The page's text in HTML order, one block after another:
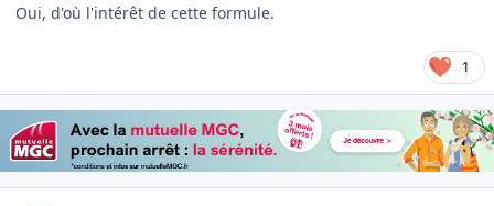
Oui, d'où l'intérêt de cette formule.
1